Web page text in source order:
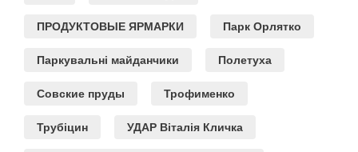
ПРОДУКТОВЫЕ ЯРМАРКИ Парк Орлятко
Паркувальні майданчики Полетуха
Совские пруды Трофименко
Трубіцин УДАР Віталія Кличка